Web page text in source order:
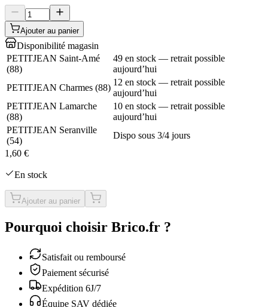
Ajouter au panier
Disponibilité magasin
PETITJEAN Saint-Amé
(88)
49 en stock — retrait possible
aujourd’hui
PETITJEAN Charmes (88)
12 en stock — retrait possible
aujourd’hui
PETITJEAN Lamarche
(88)
10 en stock — retrait possible
aujourd’hui
PETITJEAN Seranville
(54)
Dispo sous 3/4 jours
1,60 €
En stock
Ajouter au panier
Pourquoi choisir Brico.fr ?
Satisfait ou remboursé
Paiement sécurisé
Expédition 6J/7
Équipe SAV dédiée